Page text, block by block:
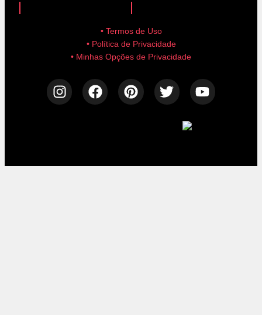
• Termos de Uso
• Política de Privacidade
• Minhas Opções de Privacidade